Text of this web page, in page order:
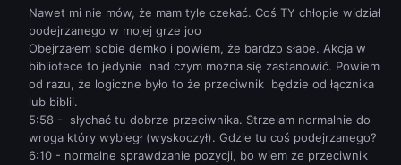
Nawet mi nie mów, że mam tyle czekać. Coś TY chłopie widział
podejrzanego w mojej grze joo
Obejrzałem sobie demko i powiem, że bardzo słabe. Akcja w
bibliotece to jedynie nad czym można się zastanowić. Powiem
od razu, że logiczne było to że przeciwnik będzie od łącznika
lub biblii.
5:58 - słychać tu dobrze przeciwnika. Strzelam normalnie do
wroga który wybiegł (wyskoczył). Gdzie tu coś podejrzanego?
6:10 - normalne sprawdzanie pozycji, bo wiem że przeciwnik